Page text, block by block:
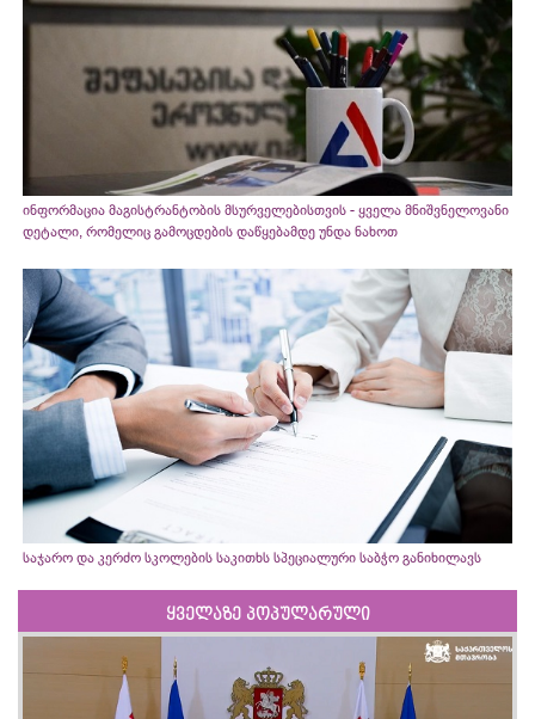
ინფორმაცია მაგისტრანტობის მსურველებისთვის - ყველა მნიშვნელოვანი
დეტალი, რომელიც გამოცდების დაწყებამდე უნდა ნახოთ
საჯარო და კერძო სკოლების საკითხს სპეციალური საბჭო განიხილავს
ყველაზე პოპულარული